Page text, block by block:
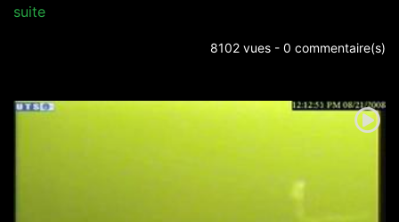
suite
8102 vues - 0 commentaire(s)